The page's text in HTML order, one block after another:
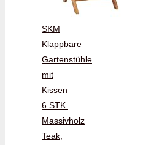
SKM
Klappbare
Gartenstühle
mit
Kissen
6 STK.
Massivholz
Teak,